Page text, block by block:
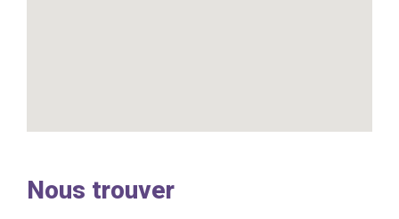
Nous trouver